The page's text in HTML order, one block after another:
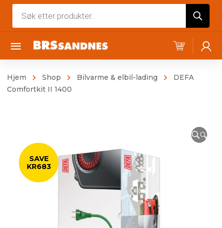
Hjem Shop Bilvarme & elbil-lading
DEFA
Comfortkit II 1400
SAVE
KR683
🔍